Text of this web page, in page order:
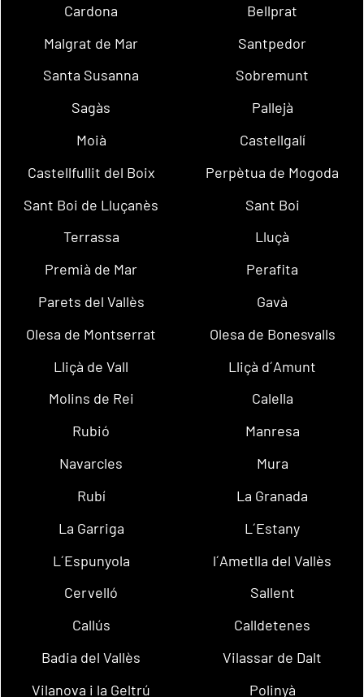
Cardona
Bellprat
Malgrat de Mar
Santpedor
Santa Susanna
Sobremunt
Sagàs
Pallejà
Moià
Castellgalí
Castellfullit del Boix
Perpètua de Mogoda
Sant Boi de Lluçanès
Sant Boi
Terrassa
Lluçà
Premià de Mar
Perafita
Parets del Vallès
Gavà
Olesa de Montserrat
Olesa de Bonesvalls
Lliçà de Vall
Lliçà d´Amunt
Molins de Rei
Calella
Rubió
Manresa
Navarcles
Mura
Rubí
La Granada
La Garriga
L´Estany
L´Espunyola
l´Ametlla del Vallès
Cervelló
Sallent
Callús
Calldetenes
Badia del Vallès
Vilassar de Dalt
Vilanova i la Geltrú
Polinyà